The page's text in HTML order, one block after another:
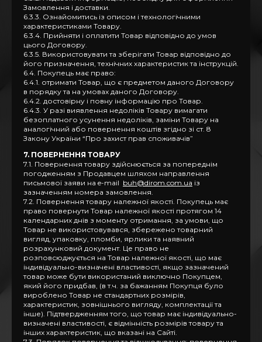
Замовлення і доставки.
6.3.3. Ознайомитись із описом і технологічними
характеристиками Товару.
6.3.4. Прийняти і оплатити Товар відповідно до умов
цього Договору.
6.3.5. Використовувати та зберігати Товар відповідно до
його призначення, технічних характеристик та інструкцій.
6.4. Покупець має право:
6.4.1. отримати Товар, що є предметом даного Договору
в порядку та на умовах даного Договору.
6.4.2. достовірну і повну інформацію про Товар.
6.4.3. У разі виявлення недоліків Товару вимагати
безоплатного усунення недоліків, заміни Товару на
аналогічний або повернення коштів згідно зі ст. 8
Закону України “Про захист прав споживачів”
7. ПОВЕРНЕННЯ ТОВАРУ
7.1. Повернення товару здійснюється за попереднім
погодженням з Продавцем шляхом направлення
письмової заяви на e-mail buh@dirom.com.ua із
зазначенням номера замовлення.
7.2. Повернення товару належної якості. Покупець має
право повернути Товар належної якості протягом 14
календарних днів з моменту отримання, за умови, що
Товар не використовувався, збережено товарний
вигляд, упаковку, пломби, ярлики та наявний
розрахунковий документ. Це право не
розповсюджується на Товар належної якості, що має
індивідуально-визначені властивості, якщо зазначений
товар може бути використаний виключно Покупцем,
який його придбав, (в т.ч. за бажанням Покупця було
вироблено Товар не стандартних розмірів,
характеристик, зовнішнього вигляду, комплектації та
інше). Підтвердженням того, що товар має індивідуально-
визначені властивості, є відмінність розмірів товару та
інших характеристик, що вказані на Сайті.